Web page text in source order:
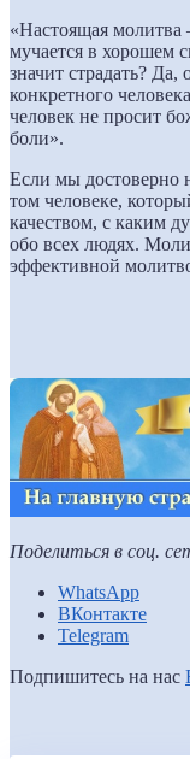
«Настоящая молитва
мучается в хорошем
значит страдать? Да,
конкретного
человек не просит
боли».
Если мы достоверно
том человеке,
качеством, с каким
обо всех людях.
эффективной
Поделиться в соц.
WhatsApp
ВКонтакте
Telegram
Подпишитесь на нас